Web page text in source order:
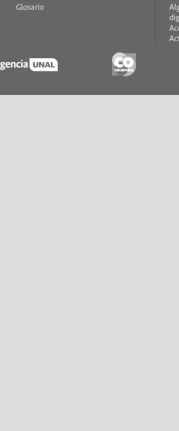
Glosario